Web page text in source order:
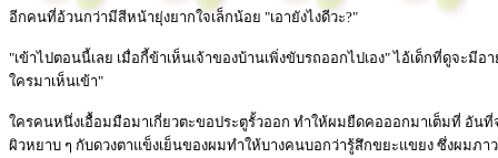
อีกคนที่อ้วนกว่ามีสีหน้ายุ่งยากใจเล็กน้อย "เอายังไงดีวะ?"
"เข้าไปตอนนี้เลย เมื่อกี้ข้าเห็นเจ้าของบ้านเพิ่งขับรถออกไปเอง" ไอ้เด็กที่ดูจะมีอ
ใครมาเห็นเข้า"
ใครคนหนึ่งเอื้อมมือมาเกี่ยวตะขอประตูรั้วออก ทำให้ผมยืดคอออกมาเต็มที่ อันที่
ผิวหยาบ ๆ กับดวงตาแข็งเย็นของผมทำให้บางคนบอกว่ารู้สึกขยะแขยง ซึ่งผมภ